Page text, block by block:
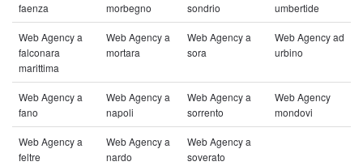
faenza
morbegno
sondrio
umbertide
Web Agency a
falconara
marittima
Web Agency a
mortara
Web Agency a
sora
Web Agency ad
urbino
Web Agency a
fano
Web Agency a
napoli
Web Agency a
sorrento
Web Agency
mondovi
Web Agency a
feltre
Web Agency a
nardo
Web Agency a
soverato